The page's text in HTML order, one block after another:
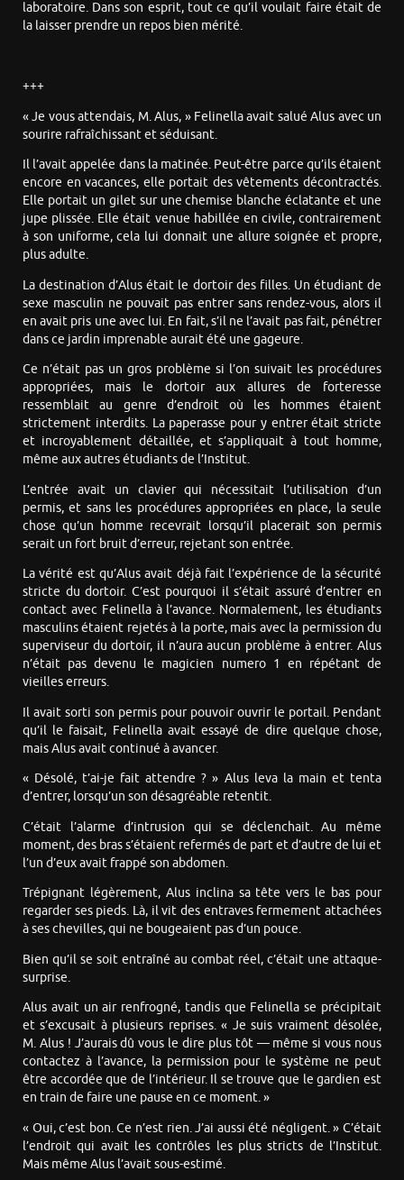
laboratoire. Dans son esprit, tout ce qu’il voulait faire était de
la laisser prendre un repos bien mérité.
+++
« Je vous attendais, M. Alus, » Felinella avait salué Alus avec un
sourire rafraîchissant et séduisant.
Il l’avait appelée dans la matinée. Peut-être parce qu’ils étaient
encore en vacances, elle portait des vêtements décontractés.
Elle portait un gilet sur une chemise blanche éclatante et une
jupe plissée. Elle était venue habillée en civile, contrairement
à son uniforme, cela lui donnait une allure soignée et propre,
plus adulte.
La destination d’Alus était le dortoir des filles. Un étudiant de
sexe masculin ne pouvait pas entrer sans rendez-vous, alors il
en avait pris une avec lui. En fait, s’il ne l’avait pas fait, pénétrer
dans ce jardin imprenable aurait été une gageure.
Ce n’était pas un gros problème si l’on suivait les procédures
appropriées, mais le dortoir aux allures de forteresse
ressemblait au genre d’endroit où les hommes étaient
strictement interdits. La paperasse pour y entrer était stricte
et incroyablement détaillée, et s’appliquait à tout homme,
même aux autres étudiants de l’Institut.
L’entrée avait un clavier qui nécessitait l’utilisation d’un
permis, et sans les procédures appropriées en place, la seule
chose qu’un homme recevrait lorsqu’il placerait son permis
serait un fort bruit d’erreur, rejetant son entrée.
La vérité est qu’Alus avait déjà fait l’expérience de la sécurité
stricte du dortoir. C’est pourquoi il s’était assuré d’entrer en
contact avec Felinella à l’avance. Normalement, les étudiants
masculins étaient rejetés à la porte, mais avec la permission du
superviseur du dortoir, il n’aura aucun problème à entrer. Alus
n’était pas devenu le magicien numero 1 en répétant de
vieilles erreurs.
Il avait sorti son permis pour pouvoir ouvrir le portail. Pendant
qu’il le faisait, Felinella avait essayé de dire quelque chose,
mais Alus avait continué à avancer.
« Désolé, t’ai-je fait attendre ? » Alus leva la main et tenta
d’entrer, lorsqu’un son désagréable retentit.
C’était l’alarme d’intrusion qui se déclenchait. Au même
moment, des bras s’étaient refermés de part et d’autre de lui et
l’un d’eux avait frappé son abdomen.
Trépignant légèrement, Alus inclina sa tête vers le bas pour
regarder ses pieds. Là, il vit des entraves fermement attachées
à ses chevilles, qui ne bougeaient pas d’un pouce.
Bien qu’il se soit entraîné au combat réel, c’était une attaque-
surprise.
Alus avait un air renfrogné, tandis que Felinella se précipitait
et s’excusait à plusieurs reprises. « Je suis vraiment désolée,
M. Alus ! J’aurais dû vous le dire plus tôt — même si vous nous
contactez à l’avance, la permission pour le système ne peut
être accordée que de l’intérieur. Il se trouve que le gardien est
en train de faire une pause en ce moment. »
« Oui, c’est bon. Ce n’est rien. J’ai aussi été négligent. » C’était
l’endroit qui avait les contrôles les plus stricts de l’Institut.
Mais même Alus l’avait sous-estimé.